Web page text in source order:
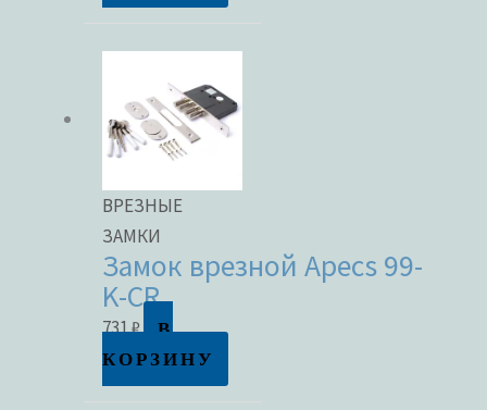
ВРЕЗНЫЕ
ЗАМКИ
Замок врезной Apecs 99-
K-CR
731₽
В
КОРЗИНУ